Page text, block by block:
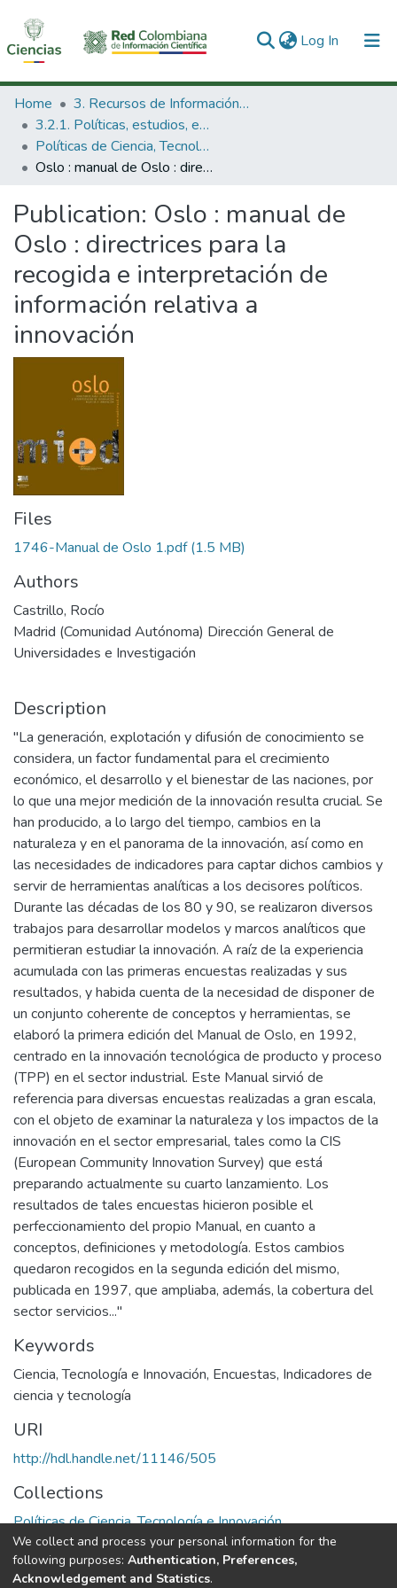
Log In (current)
Communities & Collections
All of DSpace
Statistics
Home
3. Recursos de Información Científica y Tecnológica
3.2.1. Políticas, estudios, evaluaciones e indicadores de CTeI
Políticas de Ciencia, Tecnología e Innovación
Oslo : manual de Oslo : directrices para la recogida e interpretación de información relativa a innovación
Publication: Oslo : manual de
Oslo : directrices para la
recogida e interpretación de
información relativa a
innovación
Files
1746-Manual de Oslo 1.pdf(1.5 MB)
Authors
Castrillo, Rocío
Madrid (Comunidad Autónoma) Dirección General de
Universidades e Investigación
Description
"La generación, explotación y difusión de conocimiento se
considera, un factor fundamental para el crecimiento
económico, el desarrollo y el bienestar de las naciones, por
lo que una mejor medición de la innovación resulta crucial. Se
han producido, a lo largo del tiempo, cambios en la
naturaleza y en el panorama de la innovación, así como en
las necesidades de indicadores para captar dichos cambios y
servir de herramientas analíticas a los decisores políticos.
Durante las décadas de los 80 y 90, se realizaron diversos
trabajos para desarrollar modelos y marcos analíticos que
permitieran estudiar la innovación. A raíz de la experiencia
acumulada con las primeras encuestas realizadas y sus
resultados, y habida cuenta de la necesidad de disponer de
un conjunto coherente de conceptos y herramientas, se
elaboró la primera edición del Manual de Oslo, en 1992,
centrado en la innovación tecnológica de producto y proceso
(TPP) en el sector industrial. Este Manual sirvió de
referencia para diversas encuestas realizadas a gran escala,
con el objeto de examinar la naturaleza y los impactos de la
innovación en el sector empresarial, tales como la CIS
(European Community Innovation Survey) que está
preparando actualmente su cuarto lanzamiento. Los
resultados de tales encuestas hicieron posible el
perfeccionamiento del propio Manual, en cuanto a
conceptos, definiciones y metodología. Estos cambios
quedaron recogidos en la segunda edición del mismo,
publicada en 1997, que ampliaba, además, la cobertura del
sector servicios..."
Keywords
Ciencia, Tecnología e Innovación, Encuestas, Indicadores de
ciencia y tecnología
URI
http://hdl.handle.net/11146/505
Collections
Políticas de Ciencia, Tecnología e Innovación
Full item page
We collect and process your personal information for the
following purposes: Authentication, Preferences,
Acknowledgement and Statistics.